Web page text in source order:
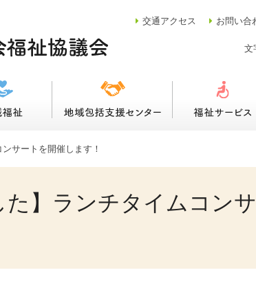
交通アクセス お問い合
文
サートを開催します！
た】ランチタイムコン